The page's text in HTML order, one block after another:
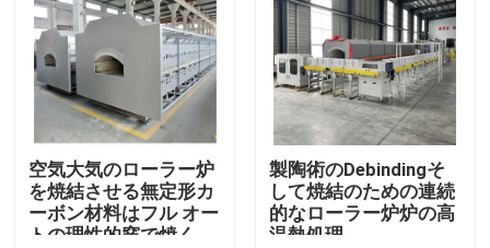
空気大気のローラー炉
を焼結させる無定形カ
ーボン材料はフル オー
トの理性的窯で焼く
製陶術のDebindingそ
して焼結のための連続
的なローラー炉炉の高
温熱処理